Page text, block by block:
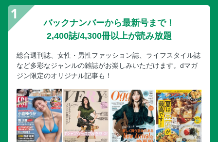
バックナンバーから最新号まで！
2,400誌/4,300冊以上が読み放題
総合週刊誌、女性・男性ファッション誌、ライフスタイル誌
など多彩なジャンルの雑誌がお楽しみいただけます。dマガ
ジン限定のオリジナル記事も！